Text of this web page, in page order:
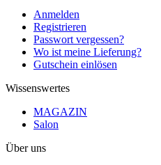
Anmelden
Registrieren
Passwort vergessen?
Wo ist meine Lieferung?
Gutschein einlösen
Wissenswertes
MAGAZIN
Salon
Über uns